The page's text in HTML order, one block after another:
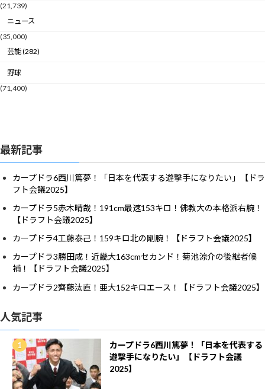
(21,739)
ニュース
(35,000)
芸能 (282)
野球
(71,400)
最新記事
カープドラ6西川篤夢！「日本を代表する遊撃手になりたい」【ドラ
フト会議2025】
カープドラ5赤木晴哉！191cm最速153キロ！佛教大の本格派右腕！
【ドラフト会議2025】
カープドラ4工藤泰己！159キロ北の剛腕！【ドラフト会議2025】
カープドラ3勝田成！近畿大163cmセカンド！菊池涼介の後継者候
補！【ドラフト会議2025】
カープドラ2齊藤汰直！亜大152キロエース！【ドラフト会議2025】
人気記事
カープドラ6西川篤夢！「日本を代表する
遊撃手になりたい」【ドラフト会議
2025】